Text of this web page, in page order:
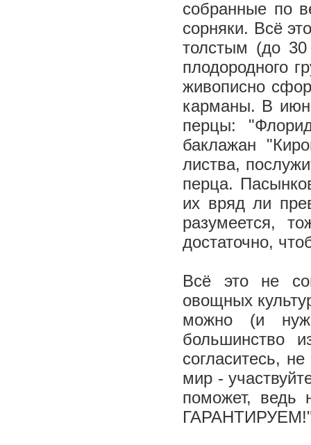
собранные по
сорняки. Всё
толстым (до
плодородного
живописно
карманы. В
перцы:
баклажан
листва,
перца.
их вряд ли
разумеется,
достаточно,
Всё это не
овощных
можно (и
большинство
согласитесь,
мир -
поможет,